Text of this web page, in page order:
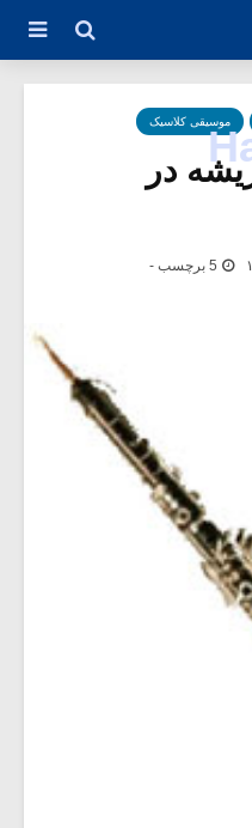
موسیقی کلاسیک
در
5 برچسب -